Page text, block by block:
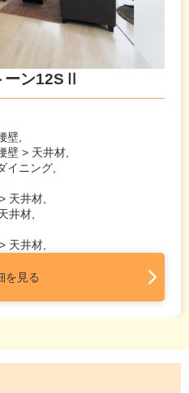
ーン12SⅡ
壁,
壁 > 天井材,
イニング,
天井材,
井材,
天井材,
を見る